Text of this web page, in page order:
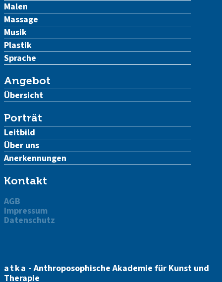
Malen
Massage
Musik
Plastik
Sprache
Angebot
Übersicht
Porträt
Leitbild
Über uns
Anerkennungen
Kontakt
AGB
Impressum
Datenschutz
atka - Anthroposophische Akademie für Kunst und
Therapie